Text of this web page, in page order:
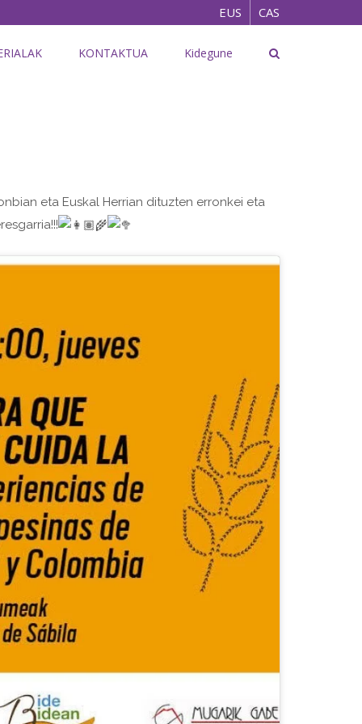
EUS CAS
KONTAKTUA Kidegune
eta Euskal Herrian dituzten erronkei eta